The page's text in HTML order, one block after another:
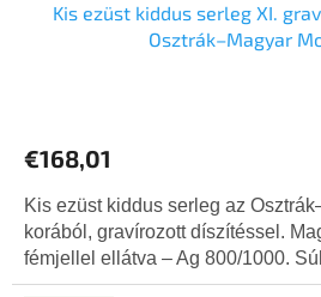
Kis ezüst kiddus serleg XI.
Osztrák–Magyar
€168,01
Kis ezüst kiddus serleg az
korából, gravírozott díszítéssel.
fémjellel ellátva – Ag 800/1000.